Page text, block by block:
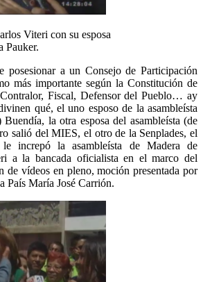
Viteri con su esposa
Pauker.
posesionar a un Consejo de Participación
más importante según la Constitución de
Fiscal, Defensor del Pueblo… ay
qué, el uno esposo de la asambleísta
la otra esposa del asambleísta (de
salió del MIES, el otro de la Senplades, el
increpó la asambleísta de Madera de
a la bancada oficialista en el marco del
de vídeos en pleno, moción presentada por
País María José Carrión.